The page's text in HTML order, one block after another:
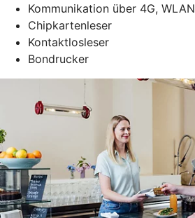
Kommunikation über 4G, WLAN
Chipkartenleser
Kontaktlosleser
Bondrucker